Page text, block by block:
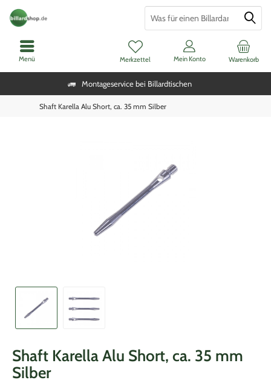
Montageservice bei Billardtischen
Warenkorb
Merkzettel Mein Konto
Menü
Shaft Karella Alu Short, ca. 35 mm Silber
Shaft Karella Alu Short, ca. 35 mm
Silber